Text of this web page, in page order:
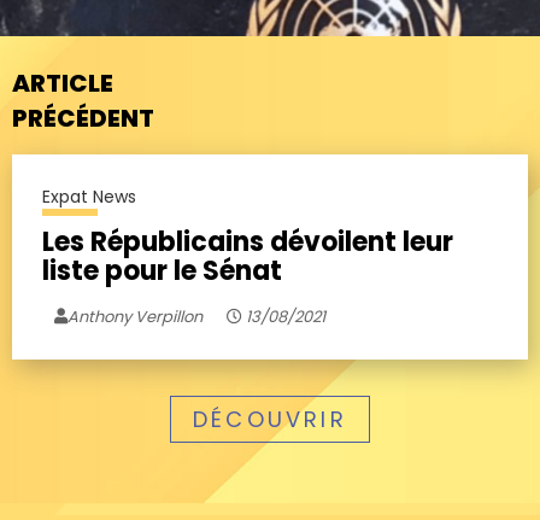
ARTICLE
PRÉCÉDENT
Expat News
Les Républicains dévoilent leur
liste pour le Sénat
Anthony Verpillon 13/08/2021
DÉCOUVRIR